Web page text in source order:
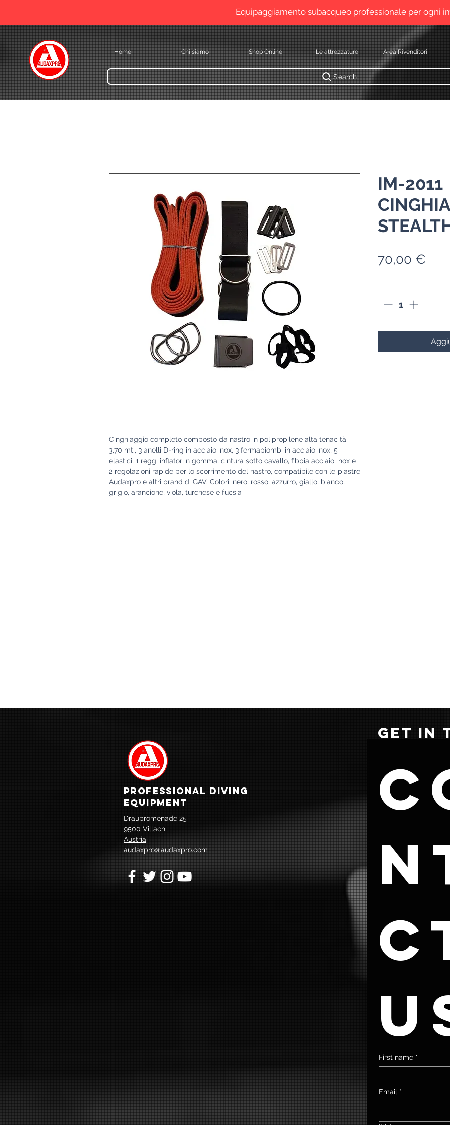
Equipaggiamento subacqueo professionale per ogni
Home Chi siamo Shop Online Le attrezzature Area Rivenditori
Search
Cinghiaggio completo composto da nastro in polipropilene alta tenacità
3,70 mt., 3 anelli D-ring in acciaio inox, 3 fermapiombi in acciaio inox, 5
elastici, 1 reggi inflator in gomma, cintura sotto cavallo, fibbia acciaio inox e
2 regolazioni rapide per lo scorrimento del nastro, compatibile con le piastre
Audaxpro e altri brand di GAV. Colori: nero, rosso, azzurro, giallo, bianco,
grigio, arancione, viola, turchese e fucsia
IM-2011
70,00 €
PROFESSIONAL DIVING
EQUIPMENT
Draupromenade 25
9500 Villach
Austria
audaxpro@audaxpro.com
GET IN
First name *
Email *